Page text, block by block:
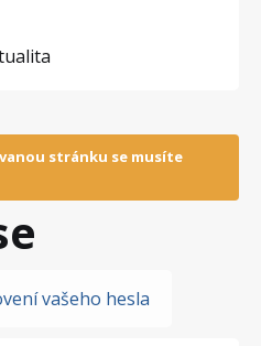
stránku se musíte
vašeho hesla